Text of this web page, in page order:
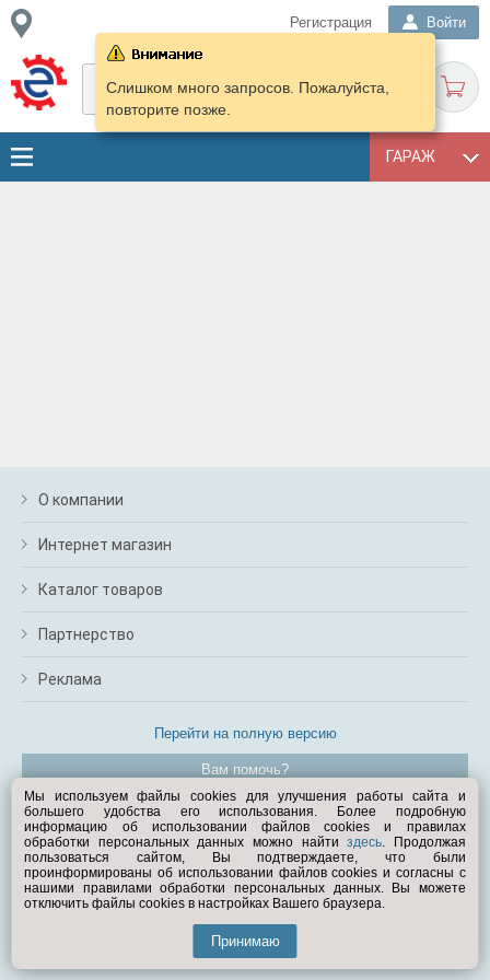
Регистрация Войти
ГАРАЖ
Слишком много запросов. Пожалуйста,
повторите позже.
О компании
Интернет магазин
Каталог товаров
Партнерство
Реклама
Перейти на полную версию
Вам помочь?
© Exist.ru 1998—2026
Мы используем файлы cookies для улучшения работы сайта и
большего удобства его использования. Более подробную
информацию об использовании файлов cookies и правилах
обработки персональных данных можно найтиздесь. Продолжая
пользоваться сайтом, Вы подтверждаете, что были
проинформированы об использовании файлов cookies и согласны с
нашими правилами обработки персональных данных. Вы можете
отключить файлы cookies в настройках Вашего браузера.
Принимаю